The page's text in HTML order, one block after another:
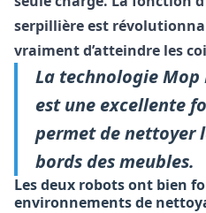
serpillière est
vraiment d’atteindre les
La technologie Mop
est une excellente
permet de nettoyer
bords des meubles.
Les deux robots ont bien
environnements de